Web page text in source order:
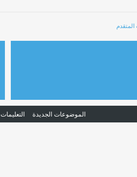
الموضوعات الجديدة التعليمات